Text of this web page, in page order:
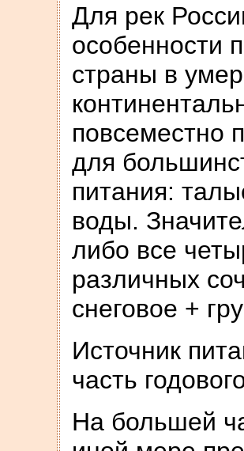
Для рек
особенности
страны в
повсеместно
для
питания:
воды.
либо все
различных
снеговое +
Источник
часть
На большей